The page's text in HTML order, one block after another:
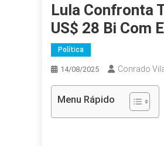
Lula Confronta
US$ 28 Bi Com
Política
14/08/2025 Conrado
Menu Rápido